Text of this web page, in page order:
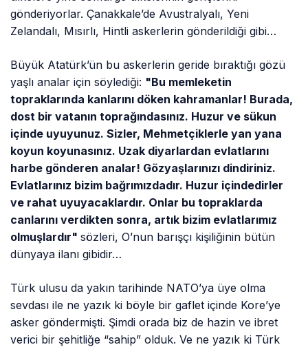
gönderiyorlar. Çanakkale’de Avustralyalı, Yeni
Zelandalı, Mısırlı, Hintli askerlerin gönderildiği gibi…
Büyük Atatürk’ün bu askerlerin geride bıraktığı gözü
yaşlı analar için söylediği: "Bu memleketin
topraklarında kanlarını döken kahramanlar! Burada,
dost bir vatanın toprağındasınız. Huzur ve sükun
içinde uyuyunuz. Sizler, Mehmetçiklerle yan yana
koyun koyunasınız. Uzak diyarlardan evlatlarını
harbe gönderen analar! Gözyaşlarınızı dindiriniz.
Evlatlarınız bizim bağrımızdadır. Huzur içindedirler
ve rahat uyuyacaklardır. Onlar bu topraklarda
canlarını verdikten sonra, artık bizim evlatlarımız
olmuşlardır"sözleri, O’nun barışçı kişiliğinin bütün
dünyaya ilanı gibidir…
Türk ulusu da yakın tarihinde NATO’ya üye olma
sevdası ile ne yazık ki böyle bir gaflet içinde Kore’ye
asker göndermişti. Şimdi orada biz de hazin ve ibret
verici bir şehitliğe “sahip” olduk. Ve ne yazık ki Türk